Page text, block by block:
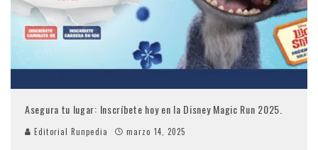
Asegura tu lugar: Inscríbete hoy en la Disney Magic Run 2025.
Editorial Runpedia marzo 14, 2025